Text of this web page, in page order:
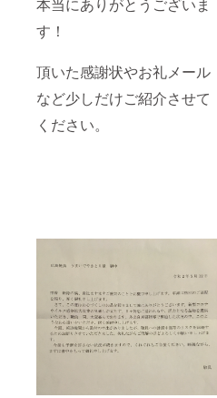
す！
頂いた感謝状やお礼メール
など少しだけご紹介させて
ください。